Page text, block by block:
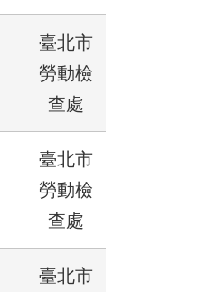
臺北市
勞動檢
查處
臺北市
勞動檢
查處
臺北市